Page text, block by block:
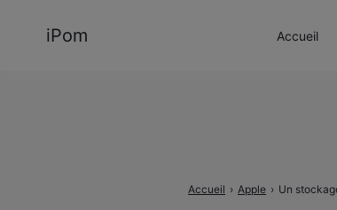
Accueil › Apple › Un
iPom Accueil